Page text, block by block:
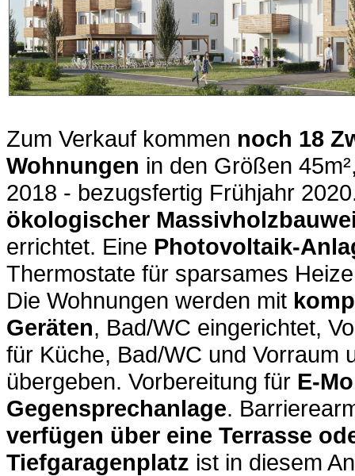
Zum Verkauf kommen noch 18
Wohnungen in den Größen
2018 - bezugsfertig Frühjahr
ökologischer
errichtet. Eine Photovoltaik-
Thermostate für sparsames
Die Wohnungen werden mit
Geräten, Bad/WC eingerichtet,
für Küche, Bad/WC und Vorraum
übergeben. Vorbereitung für E-
Gegensprechanlage.
verfügen über eine Terrasse
Tiefgaragenplatz ist in diesem